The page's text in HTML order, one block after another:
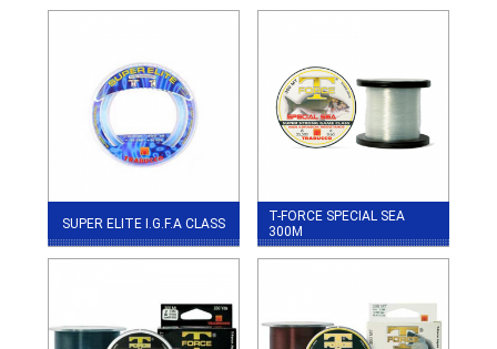
SUPER ELITE I.G.F.A CLASS
T-FORCE SPECIAL SEA
300М